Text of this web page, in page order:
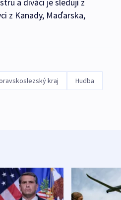
a diváci je sledují z
z Kanady, Maďarska,
kraj Hudba